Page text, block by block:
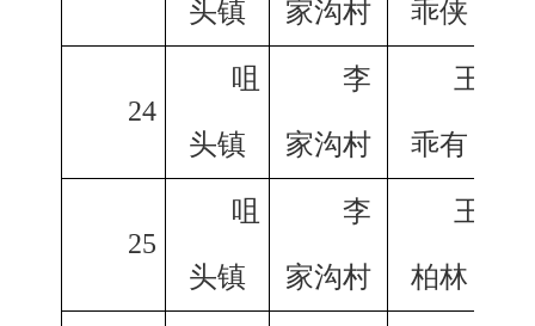
头镇 家沟村 乖侠
24
咀
头镇
李
家沟村
王
乖有
25
咀
头镇
李
家沟村
王
柏林